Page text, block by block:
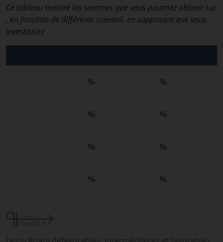
Ce tableau montre les sommes que vous pourriez obtenir sur
, en fonction de différents scénarii, en supposant que vous
investissiez
% %
% %
% %
% %